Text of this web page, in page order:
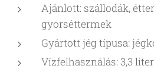
Ajánlott: szállodák,
gyorséttermek
Gyártott jég típusa:
Vízfelhasználás: 3,3